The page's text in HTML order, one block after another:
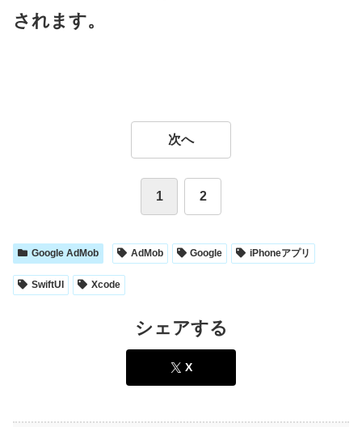
されます。
次へ
1 2
Google AdMob AdMob Google iPhoneアプリ
SwiftUI Xcode
シェアする
X